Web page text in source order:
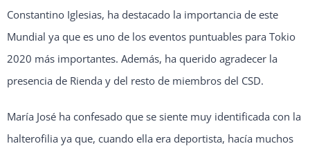
Constantino Iglesias, ha destacado la importancia de este
Mundial ya que es uno de los eventos puntuables para Tokio
2020 más importantes. Además, ha querido agradecer la
presencia de Rienda y del resto de miembros del CSD.
María José ha confesado que se siente muy identificada con la
halterofilia ya que, cuando ella era deportista, hacía muchos